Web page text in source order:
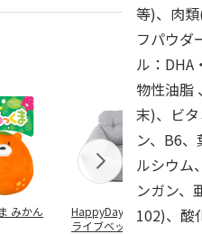
みかん
HappyDays 2wayド
ライブベッド グレ
獣
を
等)、肉
フパウダ
ル：DHA
物性油脂
末)、ビ
ン、B6
ルシウム
ンガン、
102)、酸